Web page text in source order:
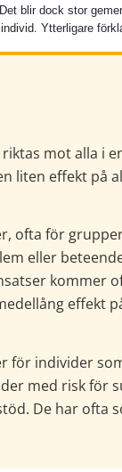
blir dock stor
Ytterligare
mot alla i
liten effekt på
ofta för
eller
kommer
effekt
för individer
med risk för
De har ofta